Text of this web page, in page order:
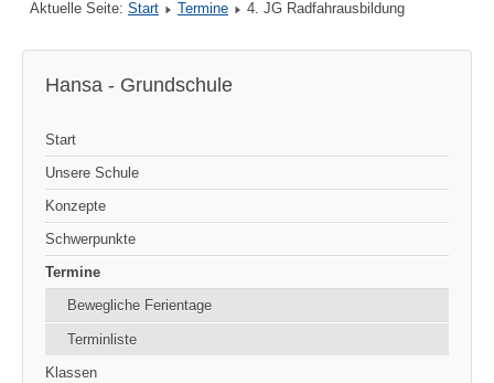
Aktuelle Seite: Start Termine 4. JG Radfahrausbildung
Hansa - Grundschule
Start
Unsere Schule
Konzepte
Schwerpunkte
Termine
Bewegliche Ferientage
Terminliste
Klassen